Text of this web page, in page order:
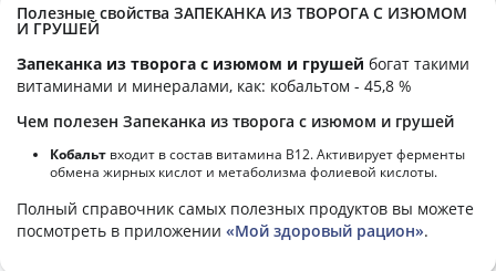
Полезные свойства ЗАПЕКАНКА ИЗ ТВОРОГА С ИЗЮМОМ
И ГРУШЕЙ
Запеканка из творога с изюмом и грушей богат такими
витаминами и минералами, как: кобальтом - 45,8 %
Чем полезен Запеканка из творога с изюмом и грушей
Кобальт входит в состав витамина В12. Активирует ферменты
обмена жирных кислот и метаболизма фолиевой кислоты.
Полный справочник самых полезных продуктов вы можете
посмотреть в приложении «Мой здоровый рацион».